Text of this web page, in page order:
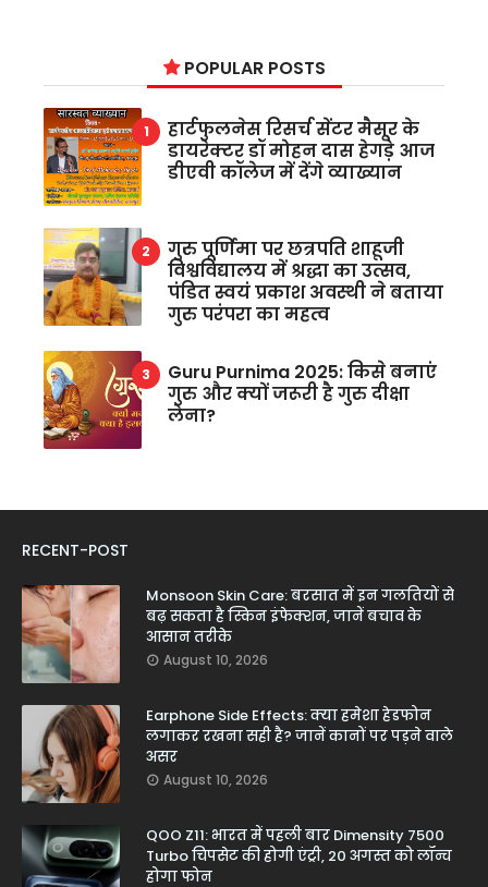
POPULAR POSTS
हार्टफुलनेस रिसर्च सेंटर मैसूर के
डायरेक्टर डॉ मोहन दास हेगड़े आज
डीएवी कॉलेज में देंगे व्याख्यान
गुरु पूर्णिमा पर छत्रपति शाहूजी
विश्वविद्यालय में श्रद्धा का उत्सव,
पंडित स्वयं प्रकाश अवस्थी ने बताया
गुरु परंपरा का महत्व
Guru Purnima 2025: किसे बनाएं
गुरु और क्यों जरूरी है गुरु दीक्षा
लेना?
RECENT-POST
Monsoon Skin Care: बरसात में इन गलतियों से
बढ़ सकता है स्किन इंफेक्शन, जानें बचाव के
आसान तरीके
August 10, 2026
Earphone Side Effects: क्या हमेशा हेडफोन
लगाकर रखना सही है? जानें कानों पर पड़ने वाले
असर
August 10, 2026
QOO Z11: भारत में पहली बार Dimensity 7500
Turbo चिपसेट की होगी एंट्री, 20 अगस्त को लॉन्च
होगा फोन